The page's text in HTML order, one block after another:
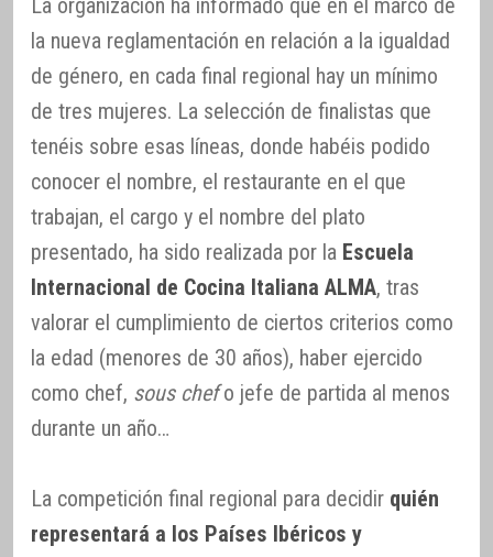
la nueva reglamentación en relación a la igualdad
de género, en cada final regional hay un mínimo
de tres mujeres. La selección de finalistas que
tenéis sobre esas líneas, donde habéis podido
conocer el nombre, el restaurante en el que
trabajan, el cargo y el nombre del plato
presentado, ha sido realizada por la Escuela
Internacional de Cocina Italiana ALMA, tras
valorar el cumplimiento de ciertos criterios como
la edad (menores de 30 años), haber ejercido
como chef, sous chefo jefe de partida al menos
durante un año…
La competición final regional para decidir quién
representará a los Países Ibéricos y